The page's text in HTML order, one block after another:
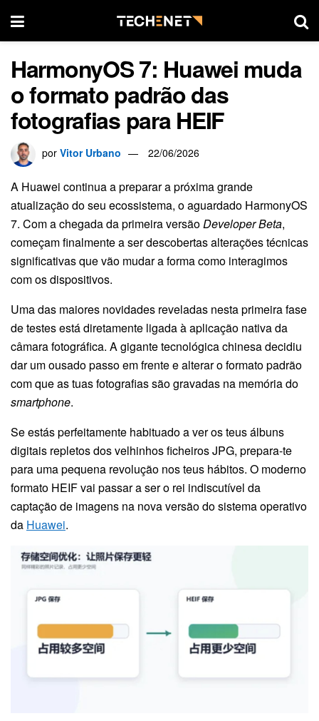
HarmonyOS 7: Huawei muda
o formato padrão das
fotografias para HEIF
por Vitor Urbano 22/06/2026
A Huawei continua a preparar a próxima grande
atualização do seu ecossistema, o aguardado HarmonyOS
7. Com a chegada da primeira versãoDeveloper Beta,
começam finalmente a ser descobertas alterações técnicas
significativas que vão mudar a forma como interagimos
com os dispositivos.
Uma das maiores novidades reveladas nesta primeira fase
de testes está diretamente ligada à aplicação nativa da
câmara fotográfica. A gigante tecnológica chinesa decidiu
dar um ousado passo em frente e alterar o formato padrão
com que as tuas fotografias são gravadas na memória do
smartphone.
Se estás perfeitamente habituado a ver os teus álbuns
digitais repletos dos velhinhos ficheiros JPG, prepara-te
para uma pequena revolução nos teus hábitos. O moderno
formato HEIF vai passar a ser o rei indiscutível da
captação de imagens na nova versão do sistema operativo
da Huawei.